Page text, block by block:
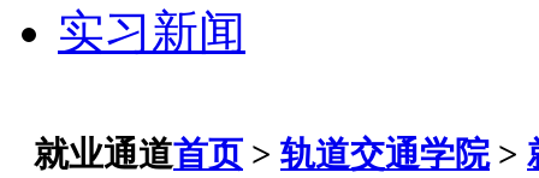
实习新闻
就业通道首页 > 轨道交通学院>